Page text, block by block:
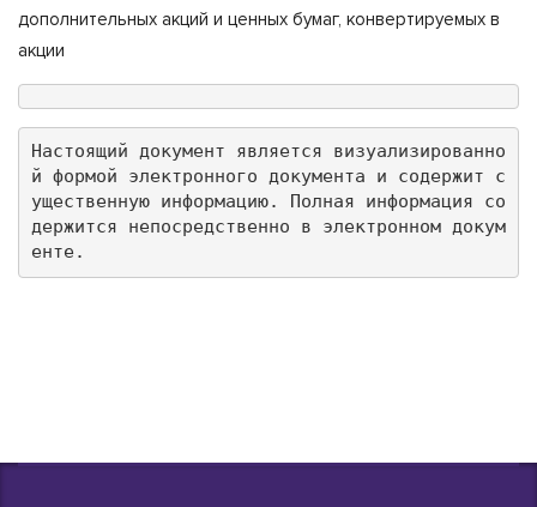
дополнительных акций и ценных бумаг, конвертируемых в
акции
Настоящий документ является визуализированно
й формой электронного документа и содержит с
ущественную информацию. Полная информация со
держится непосредственно в электронном докум
енте.